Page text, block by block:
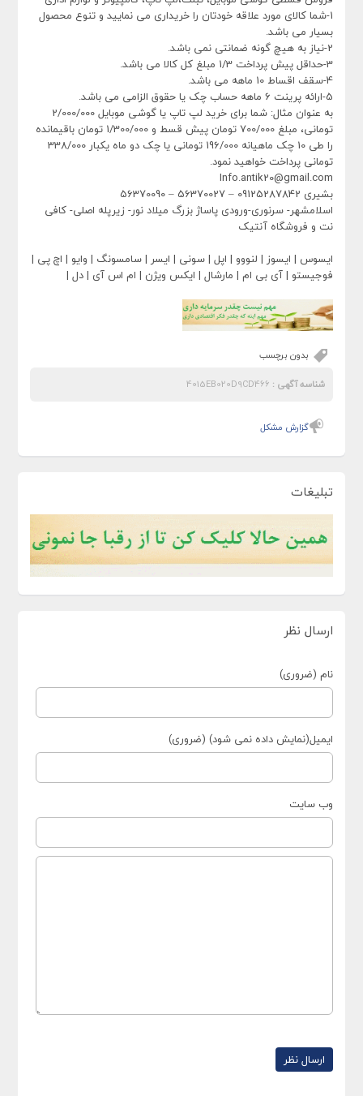
1-شما کالای مورد علاقه خودتان را خریداری می نمایید و تنوع محصول
بسیار می باشد.
2-نیاز به هیچ گونه ضمانتی نمی باشد.
3-حداقل پیش پرداخت 1/3 مبلغ کل کالا می باشد.
4-سقف اقساط 10 ماهه می باشد.
5-ارائه پرینت 6 ماهه حساب چک یا حقوق الزامی می باشد.
به عنوان مثال: شما برای خرید لپ تاپ یا گوشی موبایل 2/000/000
تومانی، مبلغ 700/000 تومان پیش قسط و 1/300/000 تومان باقیمانده
را طی 10 چک ماهیانه 196/000 تومانی یا چک دو ماه یکبار 338/000
تومانی پرداخت خواهید نمود.
Info.antik20@gmail.com
بشیری 09125287842 – 56370027 – 56370090
اسلامشهر- سرنوری-ورودی پاساژ بزرگ میلاد نور- زیرپله اصلی- کافی
نت و فروشگاه آنتیک
ایسوس | ایسوز | لنووو | اپل | سونی | ایسر | سامسونگ | وایو | اچ پی |
فوجیستو | آی بی ام | مارشال | ایکس ویژن | ام اس آی | دل |
بدون برچسب
شناسه آگهی :
گزارش مشکل
تبلیغات
ارسال نظر
نام (ضروری)
ایمیل(نمایش داده نمی شود) (ضروری)
وب سایت